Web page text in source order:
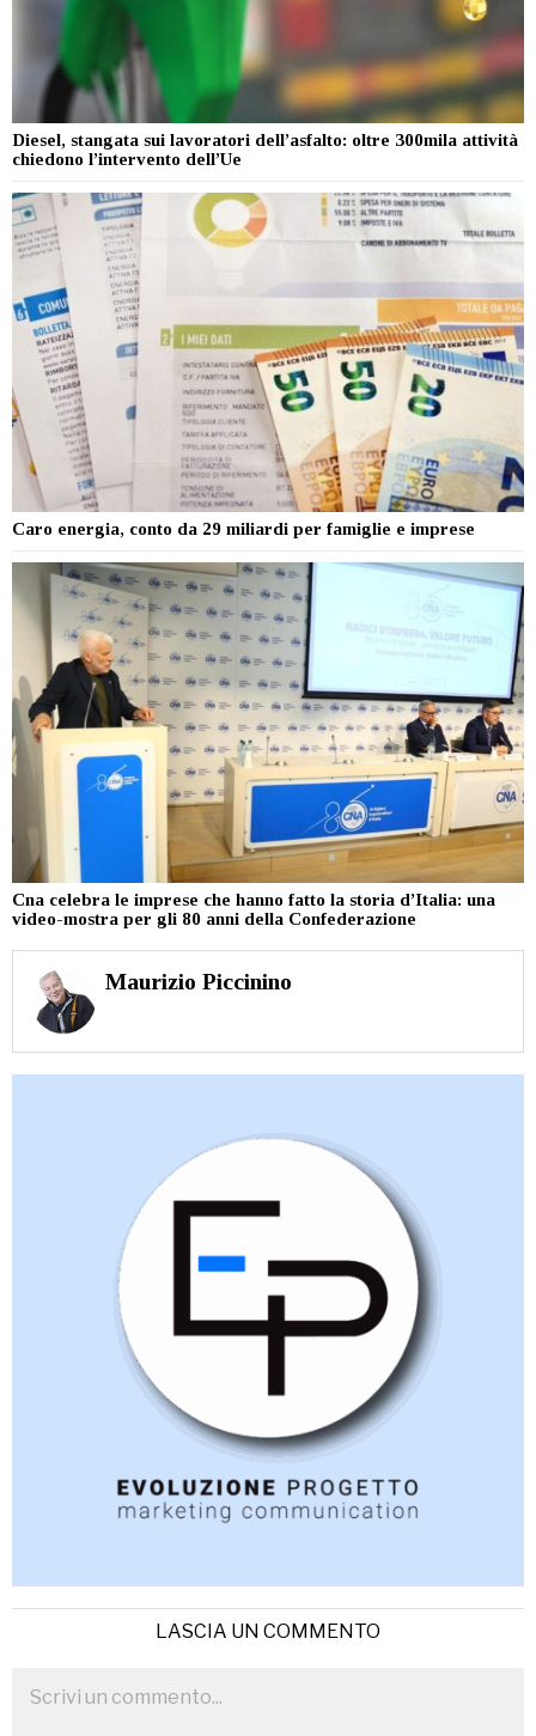
Diesel, stangata sui lavoratori dell’asfalto: oltre 300mila attività
chiedono l’intervento dell’Ue
Caro energia, conto da 29 miliardi per famiglie e imprese
Cna celebra le imprese che hanno fatto la storia d’Italia: una
video-mostra per gli 80 anni della Confederazione
Maurizio Piccinino
LASCIA UN COMMENTO